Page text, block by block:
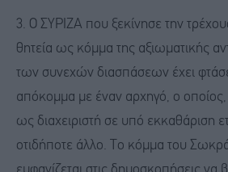
3. Ο ΣΥΡΙΖΑ που ξεκίνησε την
θητεία ως κόμμα της αξιωματικής
των συνεχών διασπάσεων έχει
απόκομμα με έναν αρχηγό, ο οποίος,
ως διαχειριστή σε υπό εκκαθάριση
οτιδήποτε άλλο. Το κόμμα του